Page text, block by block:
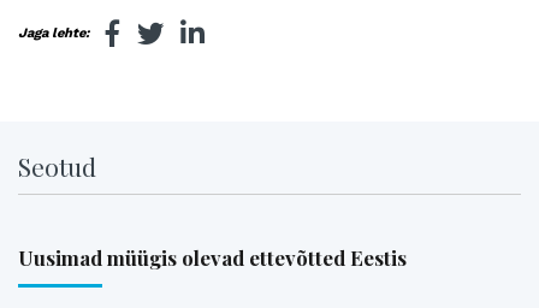
Jaga lehte:
Seotud
Uusimad müügis olevad ettevõtted Eestis